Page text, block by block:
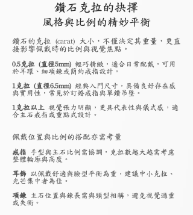
鑽石克拉的抉擇
風格與比例的精妙平衡
鑽石的克拉 (carat) 大小，不僅決定其重量，更直
接影響佩戴時的比例與視覺焦點。
0.5克拉 (直徑5mm) 輕巧精緻，適合日常配戴，可用
於耳環、細項鍊或簡約戒指設計。
1克拉 (直徑6.5mm) 經典入門尺寸，具備良好存在感
與實用性，常見於訂婚戒指與單鑽吊墜。
1克拉以上 視覺張力明顯，更具代表性與儀式感，適
合主石戒指或重點式設計。
佩戴位置與比例的搭配亦需考量
戒指 手型與主石比例需協調，克拉數越大越需考慮
整體輪廓與高度。
耳飾 以佩戴舒適與臉型平衡為重，建議中小克拉、
光芒集中者為佳。
項鍊 主石位置與鍊長需與頸型相稱，避免視覺過重
或失衡。